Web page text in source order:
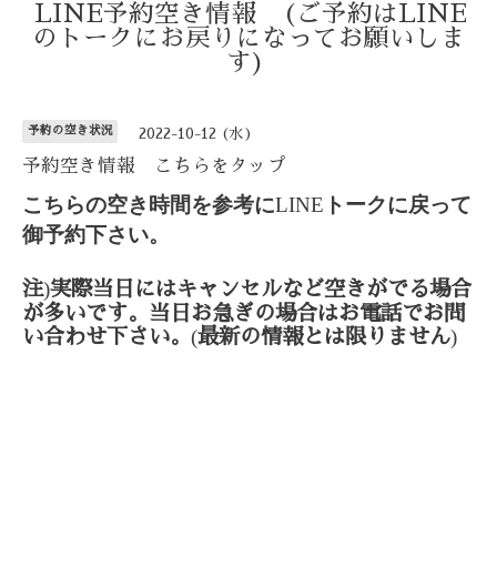
LINE予約空き情報 (ご予約はLINE
のトークにお戻りになってお願いしま
す)
予約の空き状況 2022-10-12 (水)
予約空き情報 こちらをタップ
こちらの空き時間を参考にLINE トークに戻って
御予約下さい。
注)実際当日にはキャンセルなど空きがでる場合
が多いです。当日お急ぎの場合はお電話でお問
い合わせ下さい。 (最新の情報とは限りません)